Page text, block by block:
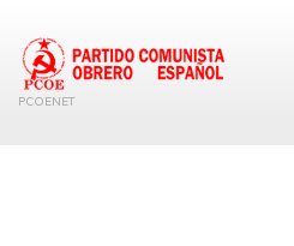
PCOENET